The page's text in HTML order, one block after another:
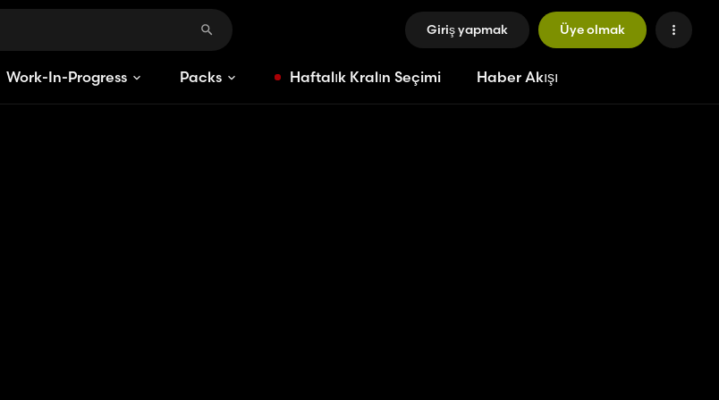
Giriş yapmak Üye olmak
Work-In-Progress Packs Haftalık Kralın Seçimi Haber Akışı